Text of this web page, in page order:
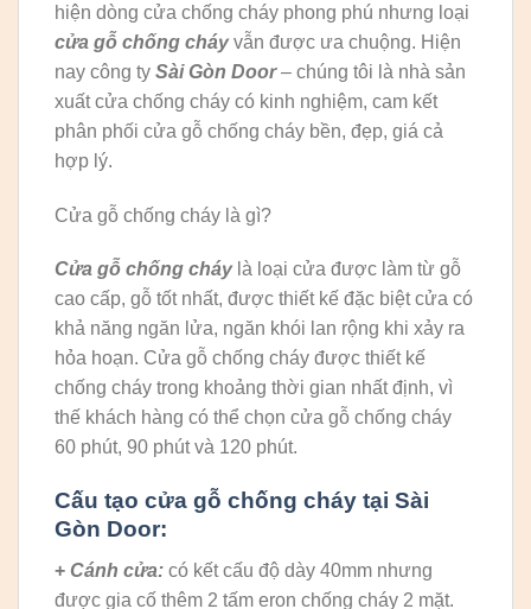
hiện dòng cửa chống cháy phong phú nhưng loại
cửa gỗ chống cháyvẫn được ưa chuộng. Hiện
nay công ty Sài Gòn Door– chúng tôi là nhà sản
xuất cửa chống cháy có kinh nghiệm, cam kết
phân phối cửa gỗ chống cháy bền, đẹp, giá cả
hợp lý.
Cửa gỗ chống cháy là gì?
Cửa gỗ chống cháylà loại cửa được làm từ gỗ
cao cấp, gỗ tốt nhất, được thiết kế đặc biệt cửa có
khả năng ngăn lửa, ngăn khói lan rộng khi xảy ra
hỏa hoạn. Cửa gỗ chống cháy được thiết kế
chống cháy trong khoảng thời gian nhất định, vì
thế khách hàng có thể chọn cửa gỗ chống cháy
60 phút, 90 phút và 120 phút.
Cấu tạo cửa gỗ chống cháy tại Sài
Gòn Door:
+ Cánh cửa: có kết cấu độ dày 40mm nhưng
được gia cố thêm 2 tấm eron chống cháy 2 mặt.